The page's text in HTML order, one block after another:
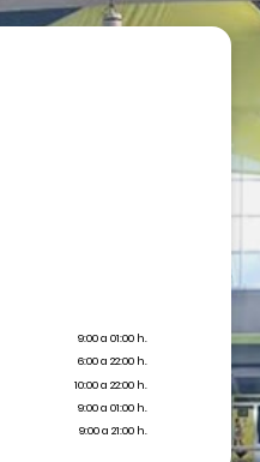
9:00 a 01:00 h.
6:00 a 22:00 h.
10:00 a 22:00 h.
9:00 a 01:00 h.
9:00 a 21:00 h.